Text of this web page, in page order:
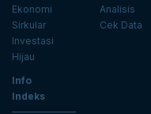
Ekonomi
Sirkular
Investasi
Hijau
Analisis
Cek Data
Info
Indeks